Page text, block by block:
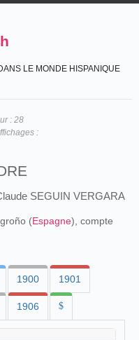
LE MONDE HISPANIQUE
: 28
:
SEGUIN VERGARA
(Espagne), compte
1900 1901
1906 $